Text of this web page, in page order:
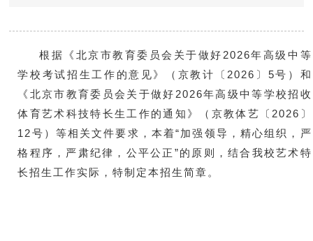
根据《北京市教育委员会关于做好2026年高级中等
学校考试招生工作的意见》（京教计〔2026〕5号）和
《北京市教育委员会关于做好2026年高级中等学校招收
体育艺术科技特长生工作的通知》（京教体艺〔2026〕
12号）等相关文件要求，本着“加强领导，精心组织，严
格程序，严肃纪律，公平公正”的原则，结合我校艺术特
长招生工作实际，特制定本招生简章。